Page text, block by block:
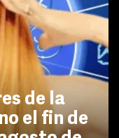
de la
el fin de